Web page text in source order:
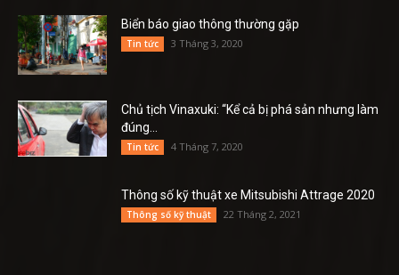
Biển báo giao thông thường gặp
Tin tức 3 Tháng 3, 2020
Chủ tịch Vinaxuki: “Kể cả bị phá sản nhưng làm
đúng...
Tin tức 4 Tháng 7, 2020
Thông số kỹ thuật xe Mitsubishi Attrage 2020
Thông số kỹ thuật 22 Tháng 2, 2021